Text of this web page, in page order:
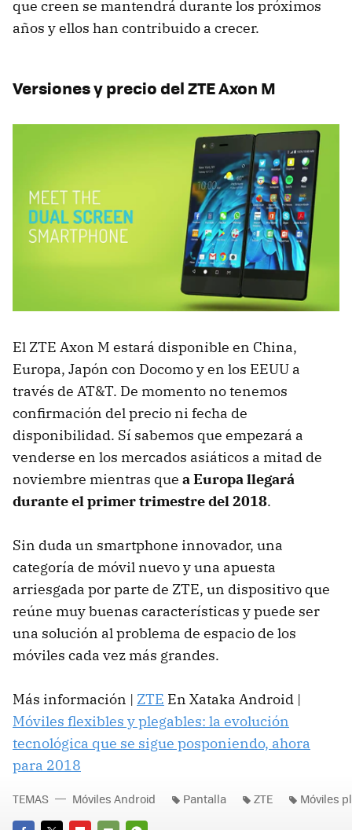
que creen se mantendrá durante los próximos
años y ellos han contribuido a crecer.
Versiones y precio del ZTE Axon M
El ZTE Axon M estará disponible en China,
Europa, Japón con Docomo y en los EEUU a
través de AT&T. De momento no tenemos
confirmación del precio ni fecha de
disponibilidad. Sí sabemos que empezará a
venderse en los mercados asiáticos a mitad de
noviembre mientras que a Europa llegará
durante el primer trimestre del 2018.
Sin duda un smartphone innovador, una
categoría de móvil nuevo y una apuesta
arriesgada por parte de ZTE, un dispositivo que
reúne muy buenas características y puede ser
una solución al problema de espacio de los
móviles cada vez más grandes.
Más información | ZTE En Xataka Android |
Móviles flexibles y plegables: la evolución
tecnológica que se sigue posponiendo, ahora
para 2018
TEMAS Móviles Android Pantalla ZTE Móviles